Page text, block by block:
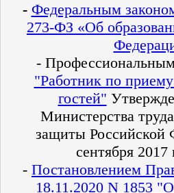
- Федеральным
273-ФЗ «Об
-
"Работник по
гостей"
Министерства
защиты Российской
сентября 2017
- Постановлением
18.11.2020 N 1853